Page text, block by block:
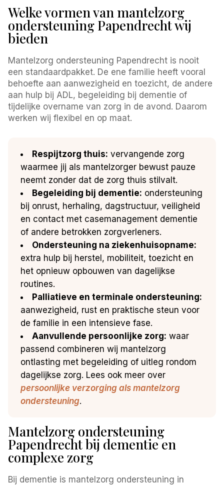
Welke vormen van mantelzorg
ondersteuning Papendrecht wij
bieden
Mantelzorg ondersteuning Papendrecht is nooit
een standaardpakket. De ene familie heeft vooral
behoefte aan aanwezigheid en toezicht, de andere
aan hulp bij ADL, begeleiding bij dementie of
tijdelijke overname van zorg in de avond. Daarom
werken wij flexibel en op maat.
Respijtzorg thuis: vervangende zorg
waarmee jij als mantelzorger bewust pauze
neemt zonder dat de zorg thuis stilvalt.
Begeleiding bij dementie: ondersteuning
bij onrust, herhaling, dagstructuur, veiligheid
en contact met casemanagement dementie
of andere betrokken zorgverleners.
Ondersteuning na ziekenhuisopname:
extra hulp bij herstel, mobiliteit, toezicht en
het opnieuw opbouwen van dagelijkse
routines.
Palliatieve en terminale ondersteuning:
aanwezigheid, rust en praktische steun voor
de familie in een intensieve fase.
Aanvullende persoonlijke zorg: waar
passend combineren wij mantelzorg
ontlasting met begeleiding of uitleg rondom
dagelijkse zorg. Lees ook meer over
persoonlijke verzorging als mantelzorg
ondersteuning.
Mantelzorg ondersteuning
Papendrecht bij dementie en
complexe zorg
Bij dementie is mantelzorg ondersteuning in